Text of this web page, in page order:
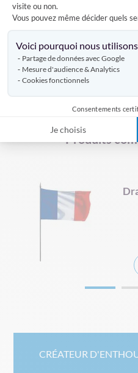
visite ou non.
Vous pouvez même décider quels
Voici pourquoi nous
Partage de données avec Google
Mesure d'audience & Analytics
Cookies fonctionnels
Consentements
Je choisis
DRAPEAU DE SUPPORTERS
Produits
CRÉATEUR